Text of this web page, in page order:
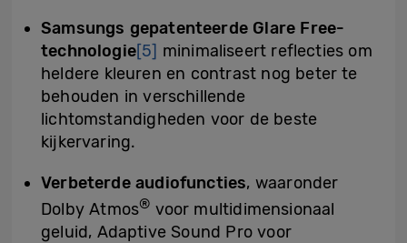
Samsungs gepatenteerde Glare Free-
technologie[5] minimaliseert reflecties om
heldere kleuren en contrast nog beter te
behouden in verschillende
lichtomstandigheden voor de beste
kijkervaring.
Verbeterde audiofuncties, waaronder
Dolby Atmos® voor multidimensionaal
geluid, Adaptive Sound Pro voor